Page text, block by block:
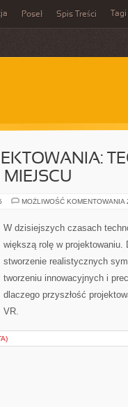
Poseł Spis Treści Tagi
MOŻLIWOŚĆ KOMENTOWANIA
W dzisiejszych czasach
większą rolę w projektowaniu.
stworzenie realistycznych
tworzeniu innowacyjnych i
dlaczego przyszłość
VR.